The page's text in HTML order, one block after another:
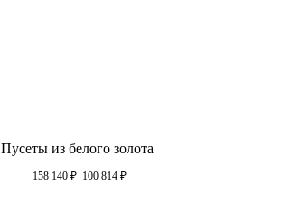
Пусеты из белого золота
158 140 ₽ 100 814 ₽